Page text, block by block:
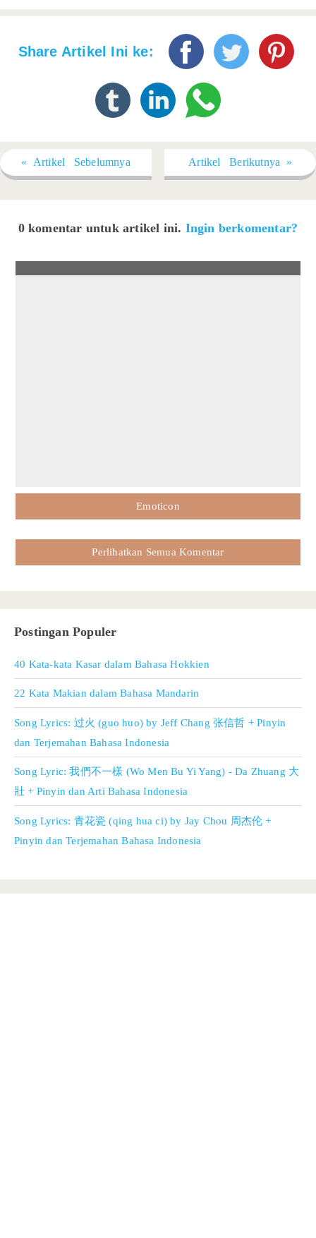
Share Artikel Ini ke:
« Artikel Sebelumnya Artikel Berikutnya »
0 komentar untuk artikel ini. Ingin berkomentar?
Emoticon
Perlihatkan Semua Komentar
Postingan Populer
40 Kata-kata Kasar dalam Bahasa Hokkien
22 Kata Makian dalam Bahasa Mandarin
Song Lyrics: 过火 (guo huo) by Jeff Chang 张信哲 + Pinyin
dan Terjemahan Bahasa Indonesia
Song Lyric: 我們不一樣 (Wo Men Bu Yi Yang) - Da Zhuang 大
壯 + Pinyin dan Arti Bahasa Indonesia
Song Lyrics: 青花瓷 (qing hua ci) by Jay Chou 周杰伦 +
Pinyin dan Terjemahan Bahasa Indonesia